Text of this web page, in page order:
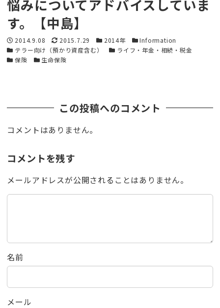
悩みについてアドバイスしていま
す。【中島】
投稿日
2014.9.08 更新日
2015.7.29 カテゴリー
2014年 カテゴリー
Information
カテゴリー
テラー向け（預かり資産含む） カテゴリー
ライフ・年金・相続・税金
カテゴリー
保険 カテゴリー
生命保険
この投稿へのコメント
コメントはありません。
コメントを残す
メールアドレスが公開されることはありません。
名前
メール